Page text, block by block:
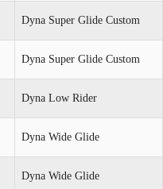
Dyna Super Glide Custom
Dyna Super Glide Custom
Dyna Low Rider
Dyna Wide Glide
Dyna Wide Glide